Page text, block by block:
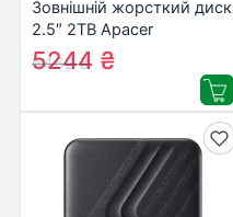
Зовнішній жорсткий диск
2.5″ 2TB Apacer
(AP2TBAC532B-1)
6462₴
5244 ₴